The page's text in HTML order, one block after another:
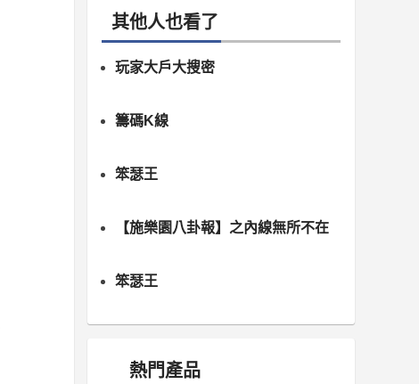
其他人也看了
玩家大戶大搜密
籌碼K線
笨瑟王
【施樂園八卦報】之內線無所不在
笨瑟王
熱門產品